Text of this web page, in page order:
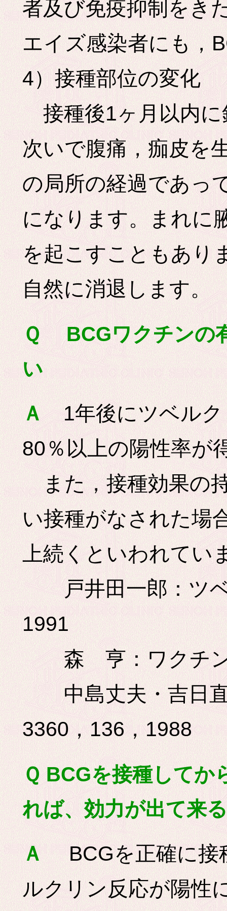
者及び免疫抑制をき
エイズ感染者にも，
4）接種部位の変化
接種後1ヶ月以内に
次いで腹痛，痂皮を
の局所の経過であっ
になります。まれに
を起こすこともあり
自然に消退します。
Ｑ BCGワクチンの
い
Ａ 1年後にツベルク
80％以上の陽性率が
また，接種効果の
い接種がなされた場
上続くといわれてい
戸井田一郎：ツベ
1991
森 亨：ワクチン
中島丈夫・吉日直
3360，136，1988
Ｑ BCGを接種してか
れば、効力が出て来
Ａ BCGを正確に接
ルクリン反応が陽性